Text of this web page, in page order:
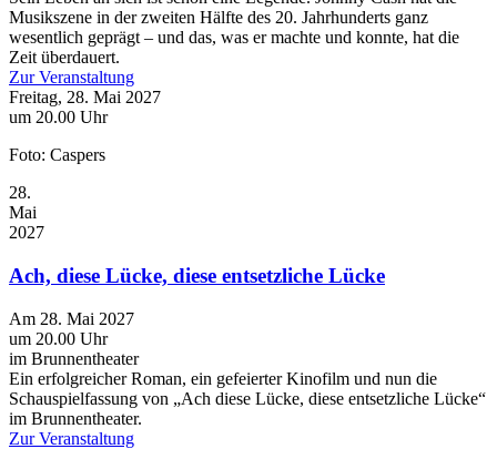
Musikszene in der zweiten Hälfte des 20. Jahrhunderts ganz
wesentlich geprägt – und das, was er machte und konnte, hat die
Zeit überdauert.
Zur Veranstaltung
Freitag, 28. Mai 2027
um 20.00 Uhr
Foto: Caspers
28.
Mai
2027
Ach, diese Lücke, diese entsetzliche Lücke
Am 28. Mai 2027
um 20.00 Uhr
im Brunnentheater
Ein erfolgreicher Roman, ein gefeierter Kinofilm und nun die
Schauspielfassung von „Ach diese Lücke, diese entsetzliche Lücke“
im Brunnentheater.
Zur Veranstaltung